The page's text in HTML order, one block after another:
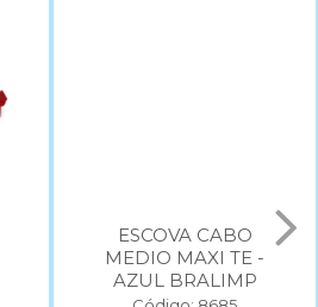
ESCOVA CABO
MEDIO MAXI TE -
AZUL BRALIMP